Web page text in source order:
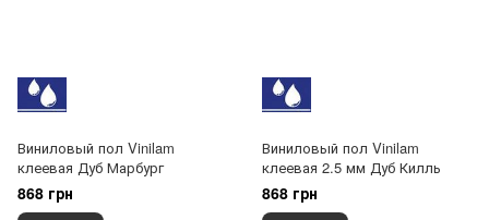
Виниловый пол Vinilam
клеевая Дуб Марбург
868 грн
Виниловый пол Vinilam
клеевая 2.5 мм Дуб Килль
868 грн